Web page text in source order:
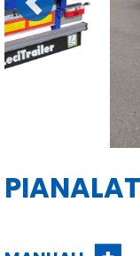
Previous